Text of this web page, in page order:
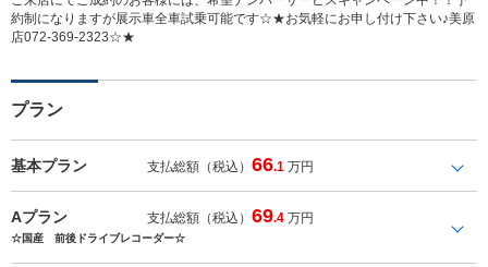
約制になりますが展示車全車試乗可能です☆★お気軽にお申し付け下さい♪美原
店072-369-2323☆★
プラン
基本プラン 支払総額（税込）66.1 万円
Aプラン 支払総額（税込）69.4 万円
☆国産 前後ドライブレコーダー☆